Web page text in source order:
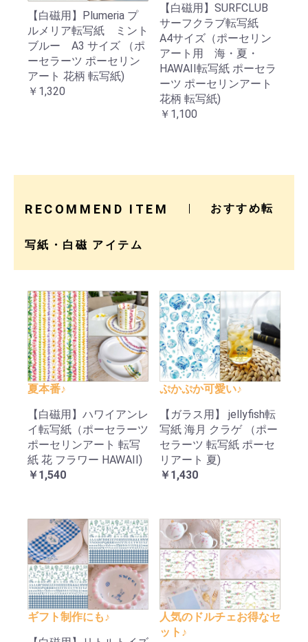
【白磁用】Plumeria プ
ルメリア転写紙 ミント
ブルー A3 サイズ （ポ
ーセラーツ ポーセリン
アート 花柄 転写紙)
￥1,320
【白磁用】SURFCLUB
サーフクラブ転写紙
A4サイズ（ポーセリン
アート用 海・夏・
HAWAII転写紙 ポーセラ
ーツ ポーセリンアート
花柄 転写紙)
￥1,100
RECOMMEND ITEM おすすめ転
写紙・白磁 アイテム
夏本番♪
【白磁用】ハワイアンレ
イ転写紙（ポーセラーツ
ポーセリンアート 転写
紙 花 フラワー HAWAII)
￥1,540
ぷかぷか可愛い♪
【ガラス用】 jellyfish転
写紙 海月 クラゲ （ポー
セラーツ 転写紙 ポーセ
リアート 夏)
￥1,430
ギフト制作にも♪
人気のドルチェお得なセ
ット♪